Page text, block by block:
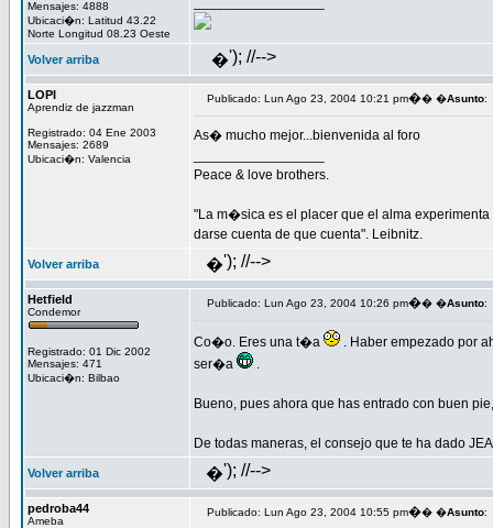
Mensajes: 4888
Ubicaci�n: Latitud 43.22
Norte Longitud 08.23 Oeste
Volver arriba �'); //-->
LOPI
Aprendiz de jazzman
Registrado: 04 Ene 2003
Mensajes: 2689
Ubicaci�n: Valencia
Publicado: Lun Ago 23, 2004 10:21 pm�� �Asunto:
As� mucho mejor...bienvenida al foro
Peace & love brothers.
"La m�sica es el placer que el alma experimenta
darse cuenta de que cuenta". Leibnitz.
Volver arriba �'); //-->
Hetfield
Condemor
Registrado: 01 Dic 2002
Mensajes: 471
Ubicaci�n: Bilbao
Publicado: Lun Ago 23, 2004 10:26 pm�� �Asunto:
Co�o. Eres una t�a
. Haber empezado por
ser�a
.
Bueno, pues ahora que has entrado con buen
De todas maneras, el consejo que te ha dado
Volver arriba �'); //-->
pedroba44
Ameba
Publicado: Lun Ago 23, 2004 10:55 pm�� �Asunto: